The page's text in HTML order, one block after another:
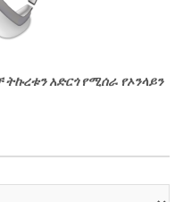
አድርጎ የሚሰራ የኦንላይን